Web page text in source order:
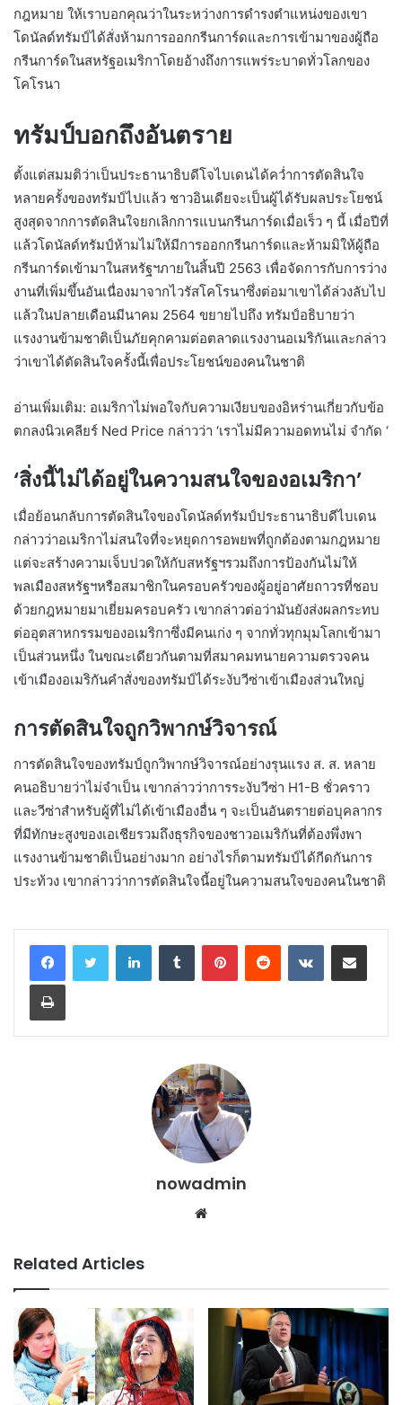
กฎหมาย ให้เราบอกคุณว่าในระหว่างการดำรงตำแหน่งของเขา
โดนัลด์ทรัมป์ได้สั่งห้ามการออกกรีนการ์ดและการเข้ามาของผู้ถือ
กรีนการ์ดในสหรัฐอเมริกาโดยอ้างถึงการแพร่ระบาดทั่วโลกของ
โคโรนา
ทรัมป์บอกถึงอันตราย
ตั้งแต่สมมติว่าเป็นประธานาธิบดีโจไบเดนได้คว่ำการตัดสินใจ
หลายครั้งของทรัมป์ไปแล้ว ชาวอินเดียจะเป็นผู้ได้รับผลประโยชน์
สูงสุดจากการตัดสินใจยกเลิกการแบนกรีนการ์ดเมื่อเร็ว ๆ นี้ เมื่อปีที่
แล้วโดนัลด์ทรัมป์ห้ามไม่ให้มีการออกกรีนการ์ดและห้ามมิให้ผู้ถือ
กรีนการ์ดเข้ามาในสหรัฐฯภายในสิ้นปี 2563 เพื่อจัดการกับการว่าง
งานที่เพิ่มขึ้นอันเนื่องมาจากไวรัสโคโรนาซึ่งต่อมาเขาได้ล่วงลับไป
แล้วในปลายเดือนมีนาคม 2564 ขยายไปถึง ทรัมป์อธิบายว่า
แรงงานข้ามชาติเป็นภัยคุกคามต่อตลาดแรงงานอเมริกันและกล่าว
ว่าเขาได้ตัดสินใจครั้งนี้เพื่อประโยชน์ของคนในชาติ
อ่านเพิ่มเติม: อเมริกาไม่พอใจกับความเงียบของอิหร่านเกี่ยวกับข้อ
ตกลงนิวเคลียร์ Ned Price กล่าวว่า ‘เราไม่มีความอดทนไม่ จำกัด ‘
‘สิ่งนี้ไม่ได้อยู่ในความสนใจของอเมริกา’
เมื่อย้อนกลับการตัดสินใจของโดนัลด์ทรัมป์ประธานาธิบดีไบเดน
กล่าวว่าอเมริกาไม่สนใจที่จะหยุดการอพยพที่ถูกต้องตามกฎหมาย
แต่จะสร้างความเจ็บปวดให้กับสหรัฐฯรวมถึงการป้องกันไม่ให้
พลเมืองสหรัฐฯหรือสมาชิกในครอบครัวของผู้อยู่อาศัยถาวรที่ชอบ
ด้วยกฎหมายมาเยี่ยมครอบครัว เขากล่าวต่อว่ามันยังส่งผลกระทบ
ต่ออุตสาหกรรมของอเมริกาซึ่งมีคนเก่ง ๆ จากทั่วทุกมุมโลกเข้ามา
เป็นส่วนหนึ่ง ในขณะเดียวกันตามที่สมาคมทนายความตรวจคน
เข้าเมืองอเมริกันคำสั่งของทรัมป์ได้ระงับวีซ่าเข้าเมืองส่วนใหญ่
การตัดสินใจถูกวิพากษ์วิจารณ์
การตัดสินใจของทรัมป์ถูกวิพากษ์วิจารณ์อย่างรุนแรง ส. ส. หลาย
คนอธิบายว่าไม่จำเป็น เขากล่าวว่าการระงับวีซ่า H1-B ชั่วคราว
และวีซ่าสำหรับผู้ที่ไม่ได้เข้าเมืองอื่น ๆ จะเป็นอันตรายต่อบุคลากร
ที่มีทักษะสูงของเอเชียรวมถึงธุรกิจของชาวอเมริกันที่ต้องพึ่งพา
แรงงานข้ามชาติเป็นอย่างมาก อย่างไรก็ตามทรัมป์ได้กีดกันการ
ประท้วง เขากล่าวว่าการตัดสินใจนี้อยู่ในความสนใจของคนในชาติ
LinkedInTumblr PinterestReddit VKontakteShare via Email
Print
nowadmin
Website
Related Articles